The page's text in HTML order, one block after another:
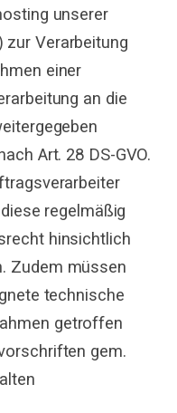
unserer
zur Verarbeitung
einer
an die
Art. 28 DS-GVO.
regelmäßig
hinsichtlich
Zudem müssen
technische
getroffen
gem.